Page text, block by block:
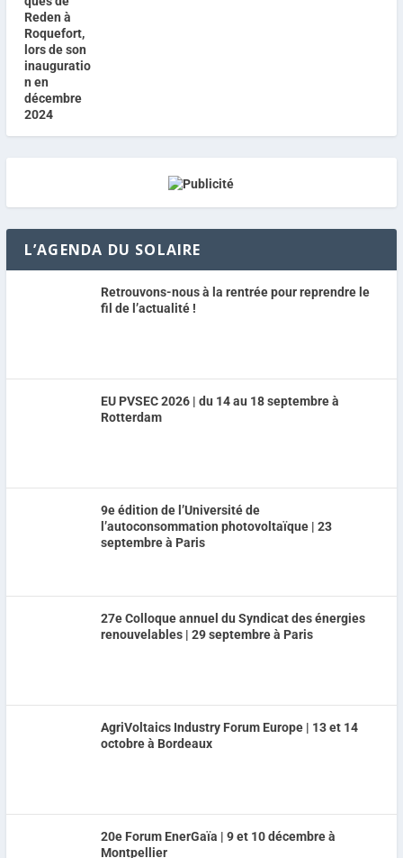
L’AGENDA DU SOLAIRE
Retrouvons-nous à la rentrée pour reprendre le
fil de l’actualité !
EU PVSEC 2026 | du 14 au 18 septembre à
Rotterdam
9e édition de l’Université de
l’autoconsommation photovoltaïque | 23
septembre à Paris
27e Colloque annuel du Syndicat des énergies
renouvelables | 29 septembre à Paris
AgriVoltaics Industry Forum Europe | 13 et 14
octobre à Bordeaux
20e Forum EnerGaïa | 9 et 10 décembre à
Montpellier